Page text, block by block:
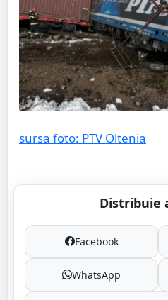
sursa foto: PTV Oltenia
Distribuie
Facebook
WhatsApp